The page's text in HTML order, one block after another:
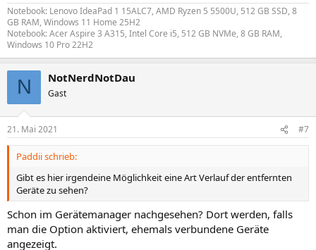
Notebook: Lenovo IdeaPad 1 15ALC7, AMD Ryzen 5 5500U, 512 GB SSD, 8
GB RAM, Windows 11 Home 25H2
Notebook: Acer Aspire 3 A315, Intel Core i5, 512 GB NVMe, 8 GB RAM,
Windows 10 Pro 22H2
N NotNerdNotDau
Gast
21. Mai 2021 #7
Paddii schrieb:
Gibt es hier irgendeine Möglichkeit eine Art Verlauf der entfernten
Geräte zu sehen?
Schon im Gerätemanager nachgesehen? Dort werden, falls
man die Option aktiviert, ehemals verbundene Geräte
angezeigt.